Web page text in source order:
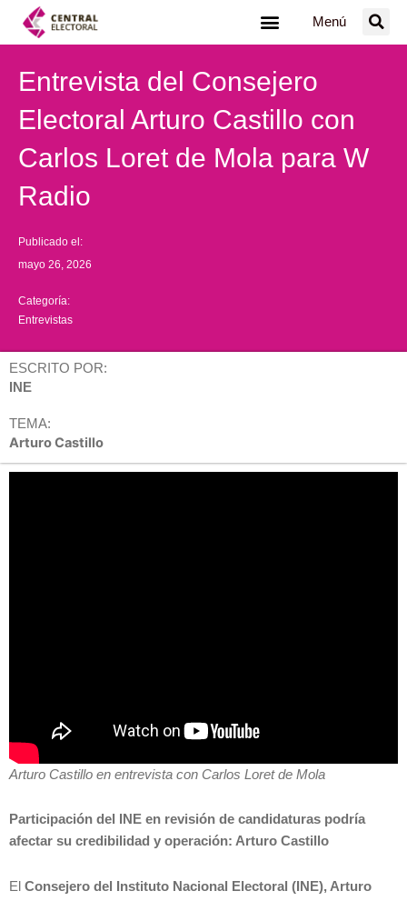
Menú
Entrevista del Consejero
Electoral Arturo Castillo con
Carlos Loret de Mola para W
Radio
Publicado el:
mayo 26, 2026
Categoría:
Entrevistas
ESCRITO POR:
INE
TEMA:
Arturo Castillo
Arturo Castillo en entrevista con Carlos Loret de Mola
Participación del INE en revisión de candidaturas podría
afectar su credibilidad y operación: Arturo Castillo
El Consejero del Instituto Nacional Electoral (INE), Arturo